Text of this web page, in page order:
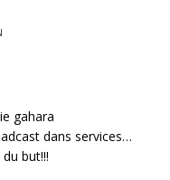
gahara
dans services…
but!!!